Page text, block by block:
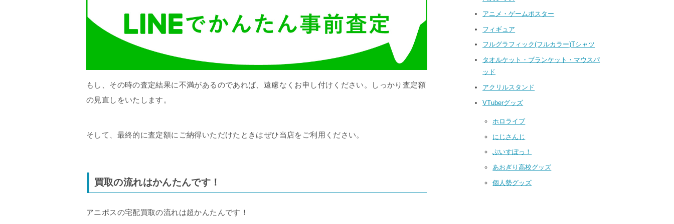
もし、その時の査定結果に不満があるのであれば、遠慮なくお申し付けください。しっかり査定額
の見直しをいたします。
そして、最終的に査定額にご納得いただけたときはぜひ当店をご利用ください。
買取の流れはかんたんです！
アニポスの宅配買取の流れは超かんたんです！
アニメ・ゲームポスター
フィギュア
フルグラフィック(フルカラー)Tシャツ
タオルケット・ブランケット・マウスパ
ッド
アクリルスタンド
VTuberグッズ
ホロライブ
にじさんじ
ぶいすぽっ！
あおぎり高校グッズ
個人勢グッズ